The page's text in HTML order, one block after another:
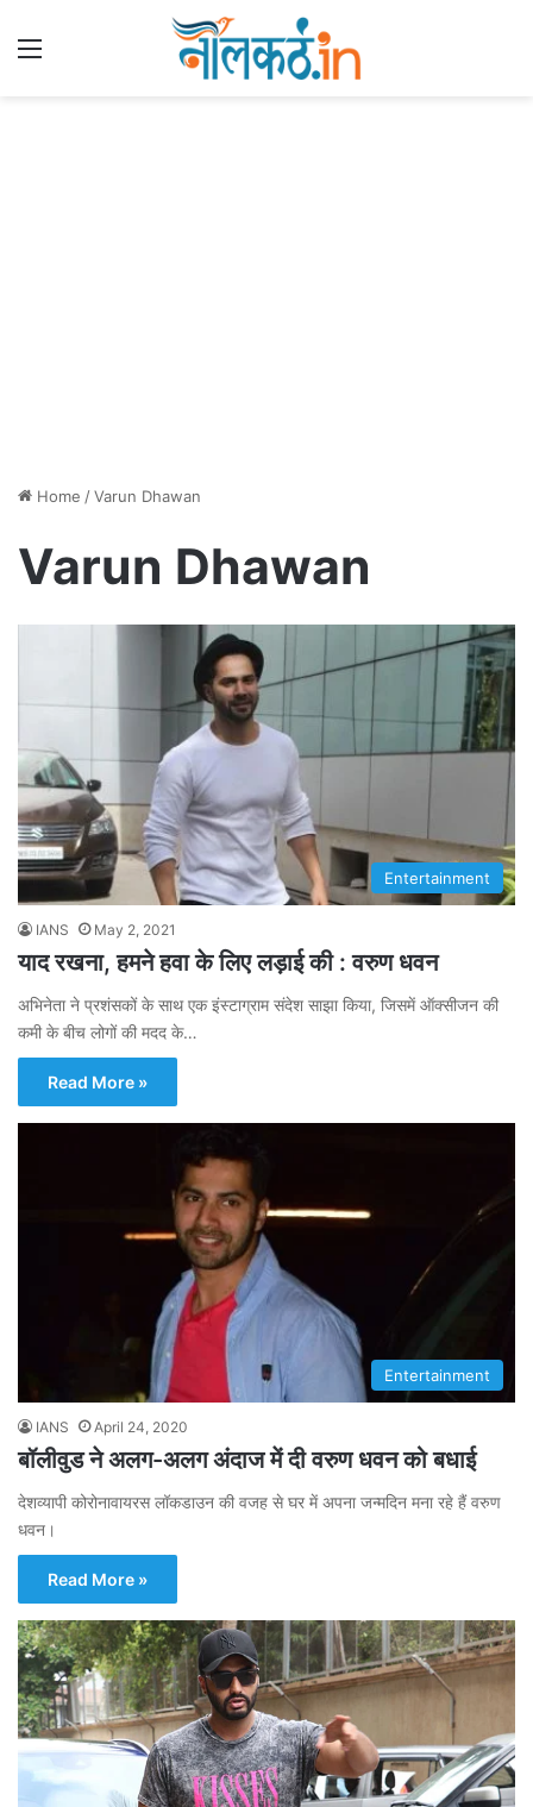
Home /Varun Dhawan
Varun Dhawan
Entertainment
IANS May 2, 2021
याद रखना, हमने हवा के लिए लड़ाई की : वरुण धवन
अभिनेता ने प्रशंसकों के साथ एक इंस्टाग्राम संदेश साझा किया, जिसमें ऑक्सीजन की
कमी के बीच लोगों की मदद के…
Read More »
Entertainment
IANS April 24, 2020
बॉलीवुड ने अलग-अलग अंदाज में दी वरुण धवन को बधाई
देशव्यापी कोरोनावायरस लॉकडाउन की वजह से घर में अपना जन्मदिन मना रहे हैं वरुण
धवन।
Read More »